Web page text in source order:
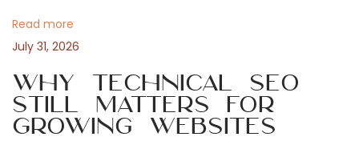
i
g
a
d
e
l
a
s
Read more
July 31, 2026
Why Technical SEO
Still Matters for
Growing Websites